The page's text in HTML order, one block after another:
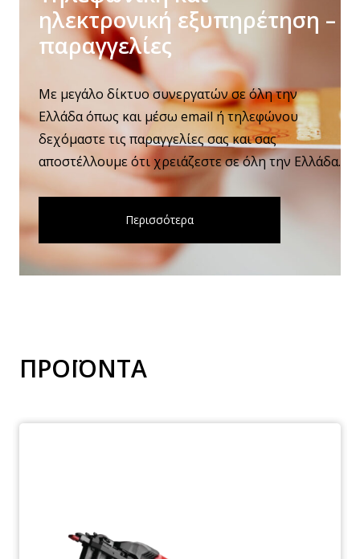
ηλεκτρονική εξυπηρέτηση –
παραγγελίες
Με μεγάλο δίκτυο συνεργατών σε όλη την
Ελλάδα όπως και μέσω email ή τηλεφώνου
δεχόμαστε τις παραγγελίες σας και σας
αποστέλλουμε ότι χρειάζεστε σε όλη την Ελλάδα.
Περισσότερα
ΠΡΟΪΟΝΤΑ